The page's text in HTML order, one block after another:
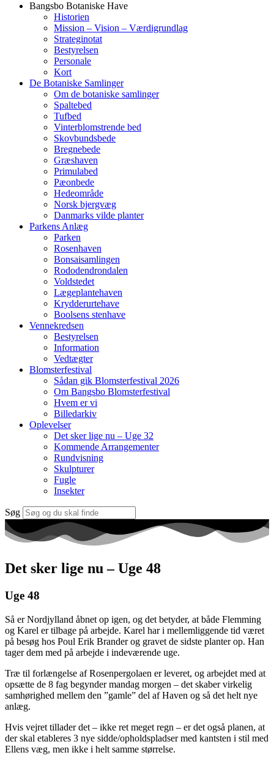
Bangsbo Botaniske Have
Historien
Mission – Vision – Værdigrundlag
Strateginotat
Bestyrelsen
Personale
Kort
De Botaniske Samlinger
Om de botaniske samlinger
Spaltebed
Tufbed
Vinterblomstrende bed
Skovbundsbede
Bregnebede
Græshaven
Primulabed
Pæonbede
Hedeområde
Norsk bjergvæg
Danmarks vilde planter
Parkens Anlæg
Parken
Rosenhaven
Bonsaisamlingen
Rododendrondalen
Voldstedet
Lægeplantehaven
Krydderurtehave
Boolsens stenhave
Vennekredsen
Bestyrelsen
Information
Vedtægter
Blomsterfestival
Sådan gik Blomsterfestival 2026
Om Bangsbo Blomsterfestival
Hvem er vi
Billedarkiv
Oplevelser
Det sker lige nu – Uge 32
Kommende Arrangementer
Rundvisning
Skulpturer
Fugle
Insekter
Søg
Det sker lige nu – Uge 48
Uge 48
Så er Nordjylland åbnet op igen, og det betyder, at både Flemming
og Karel er tilbage på arbejde. Karel har i mellemliggende tid været
på besøg hos Poul Erik Brander og gravet de sidste planter op. Han
tager dem med på arbejde i indeværende uge.
Træ til forlængelse af Rosenpergolaen er leveret, og arbejdet med at
opsætte de 8 fag begynder mandag morgen – det skaber virkelig
samhørighed mellem den ”gamle” del af Haven og så det helt nye
anlæg.
Hvis vejret tillader det – ikke ret meget regn – er det også planen, at
der skal etableres 3 nye sidde/opholdspladser med kantsten i stil med
Ellens væg, men ikke i helt samme størrelse.